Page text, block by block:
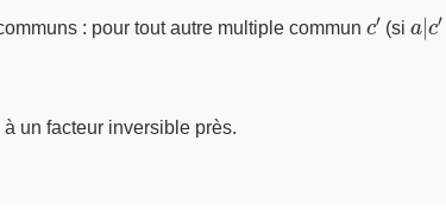
: pour tout autre multiple commun
c
(si
| c
un facteur inversible près.